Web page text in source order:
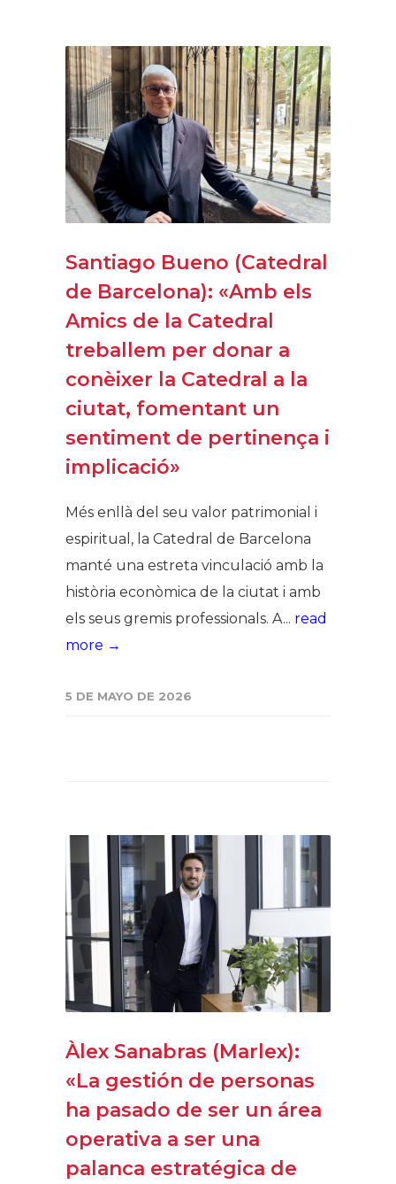
Santiago Bueno (Catedral
de Barcelona): «Amb els
Amics de la Catedral
treballem per donar a
conèixer la Catedral a la
ciutat, fomentant un
sentiment de pertinença i
implicació»
Més enllà del seu valor patrimonial i
espiritual, la Catedral de Barcelona
manté una estreta vinculació amb la
història econòmica de la ciutat i amb
els seus gremis professionals. A... read
more →
5 DE MAYO DE 2026
Àlex Sanabras (Marlex):
«La gestión de personas
ha pasado de ser un área
operativa a ser una
palanca estratégica de